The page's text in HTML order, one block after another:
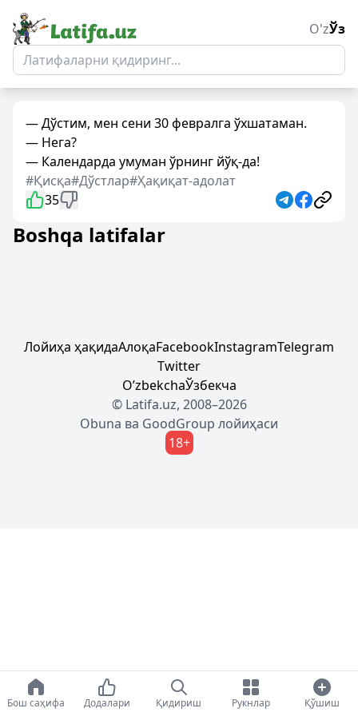
O'zЎз
— Дўстим, мен сени 30 февралга ўхшатаман.
— Нега?
— Календарда умуман ўрнинг йўқ-да!
#Қисқа#Дўстлар#Ҳақиқат-адолат
35
Boshqa latifalar
Лойиҳа ҳақидаАлоқаFacebookInstagramTelegram
Twitter
OʼzbekchaЎзбекча
© Latifa.uz, 2008–2026
Obuna ва GoodGroup лойиҳаси
18+
Бош саҳифа Додалари Қидириш Рукнлар Қўшиш